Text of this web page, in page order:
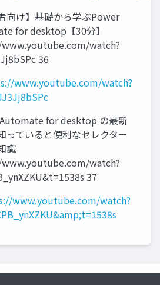
向け】基礎から学ぶPower
for desktop【30分】
watch?
36
www.youtube.com/watch?
for desktop の最新
ていると便利なセレクター
識
watch?
37
www.youtube.com/watch?